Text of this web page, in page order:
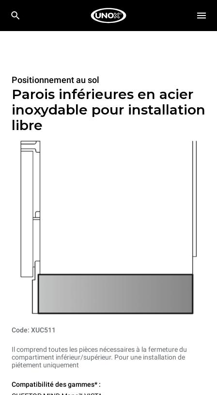
Positionnement au sol
Parois inférieures en acier
inoxydable pour installation
libre
Code: XUC511
Il comprend toutes les pièces nécessaires à la fermeture du
compartiment inférieur/supérieur. Pour une installation de
piétement uniquement
Compatibilité des gammes* :